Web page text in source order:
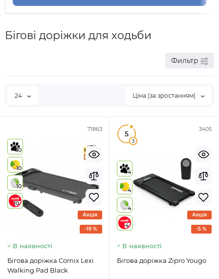
Бігові доріжки для ходьби
Фильтр
24 Ціна (за зростанням)
71863
10
10
10
10
-19 %
Акція
В наявності
Бігова доріжка Cornix Lexi
Walking Pad Black
3405
5
3
4
4
4
4
-5 %
Акція
В наявності
Бігова доріжка Zipro Yougo